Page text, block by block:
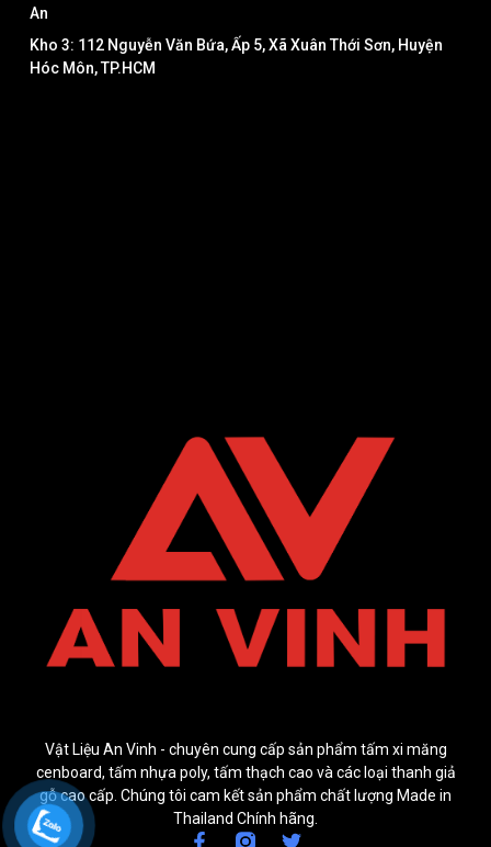
Vật Liệu An Vinh - chuyên cung cấp sản phẩm tấm xi măng
cenboard, tấm nhựa poly, tấm thạch cao và các loại thanh giả
gỗ cao cấp. Chúng tôi cam kết sản phẩm chất lượng Made in
Thailand Chính hãng.
An
Kho 3: 112 Nguyễn Văn Bứa, Ấp 5, Xã Xuân Thới Sơn, Huyện
Hóc Môn, TP.HCM